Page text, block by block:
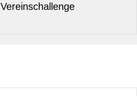
Vereinschallenge